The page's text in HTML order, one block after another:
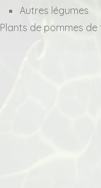
Autres légumes
Plants de pommes de